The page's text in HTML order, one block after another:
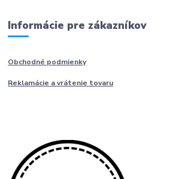
Informácie pre zákazníkov
Obchodné podmienky
Reklamácie a vrátenie tovaru